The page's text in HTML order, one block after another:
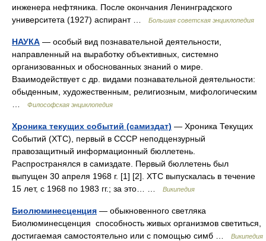
инженера нефтяника. После окончания Ленинградского
университета (1927) аспирант …
Большая советская энциклопедия
НАУКА — особый вид познавательной деятельности,
направленный на выработку объективных, системно
организованных и обоснованных знаний о мире.
Взаимодействует с др. видами познавательной деятельности:
обыденным, художественным, религиозным, мифологическим
Философская энциклопедия
Хроника текущих событий (самиздат) — Хроника Текущих
Событий (XTC), первый в СССР неподцензурный
правозащитный информационный бюллетень.
Распространялся в самиздате. Первый бюллетень был
выпущен 30 апреля 1968 г. [1] [2]. XTC выпускалась в течение
15 лет, с 1968 по 1983 гг.; за это… …
Википедия
Биолюминесценция — обыкновенного светляка
Биолюминесценция способность живых организмов светиться,
достигаемая самостоятельно или с помощью симб …
Википедия